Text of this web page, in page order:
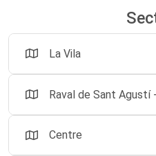
La Vila
Raval de Sant Agustí
Centre